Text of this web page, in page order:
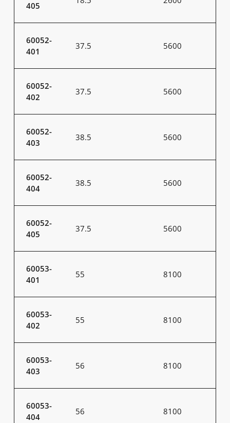
405
60052-
401
37.5 5600
60052-
402
37.5 5600
60052-
403
38.5 5600
60052-
404
38.5 5600
60052-
405
37.5 5600
60053-
401
55 8100
60053-
402
55 8100
60053-
403
56 8100
60053-
404
56 8100